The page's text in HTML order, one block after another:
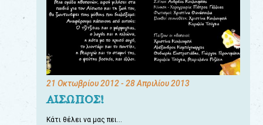
21 Οκτωβρίου 2012- 28 Απριλίου 2013
ΑΙΣΩΠΟΣ!
Κάτι θέλει να μας πει…